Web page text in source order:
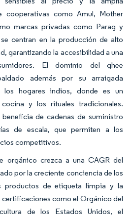
cooperativas como Amul, Mother
marcas privadas como Parag y
centran en la producción de alto
garantizando la accesibilidad a una
El dominio del ghee
además por su arraigada
los hogares indios, donde es un
y los rituales tradicionales.
de cadenas de suministro
de escala, que permiten a los
competitivos.
orgánico crezca a una CAGR del
por la creciente conciencia de los
productos de etiqueta limpia y la
como el Orgánico del
de los Estados Unidos, el